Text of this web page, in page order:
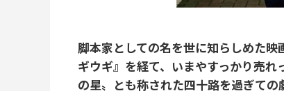
脚本家としての名を世に知らしめた
ギウギ』を経て、いまやすっかり売
の星〟とも称された四十路を過ぎて